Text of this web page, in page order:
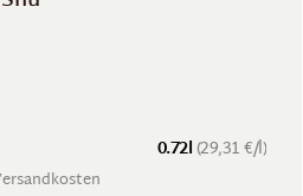
0.72l (29,31 €/l)